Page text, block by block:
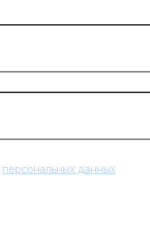
персональных данных